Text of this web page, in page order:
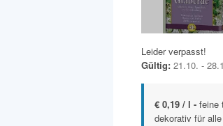
Leider verpasst!
Gültig: 21.10. -
€ 0,19 / l - feine
dekorativ für